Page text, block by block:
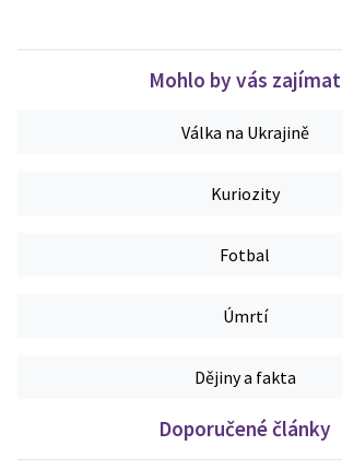
Mohlo by vás zajímat
Válka na Ukrajině
Kuriozity
Fotbal
Úmrtí
Dějiny a fakta
Doporučené články